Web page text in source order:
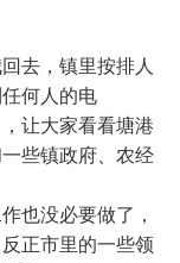
去，镇里按排人
何人的电
让大家看看塘港
些镇政府、农经
也没必要做了，
正市里的一些领